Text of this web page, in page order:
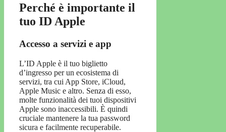
Perché è importante il
tuo ID Apple
Accesso a servizi e app
L’ID Apple è il tuo biglietto
d’ingresso per un ecosistema di
servizi, tra cui App Store, iCloud,
Apple Music e altro. Senza di esso,
molte funzionalità dei tuoi dispositivi
Apple sono inaccessibili. È quindi
cruciale mantenere la tua password
sicura e facilmente recuperabile.